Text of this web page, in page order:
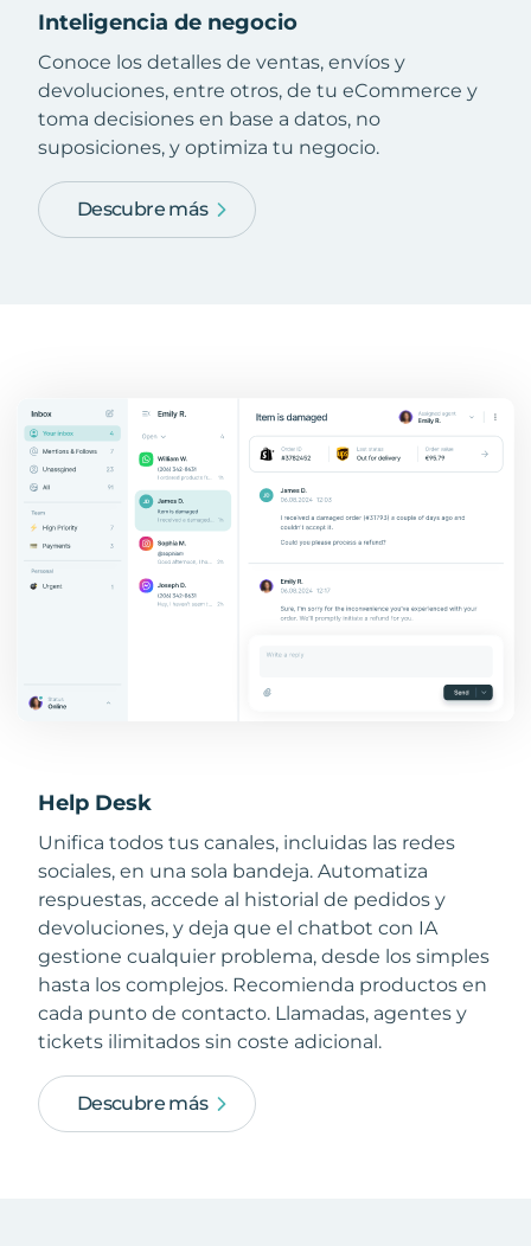
Inteligencia de negocio
Conoce los detalles de ventas, envíos y
devoluciones, entre otros, de tu eCommerce y
toma decisiones en base a datos, no
suposiciones, y optimiza tu negocio.
Descubre más
Help Desk
Unifica todos tus canales, incluidas las redes
sociales, en una sola bandeja. Automatiza
respuestas, accede al historial de pedidos y
devoluciones, y deja que el chatbot con IA
gestione cualquier problema, desde los simples
hasta los complejos. Recomienda productos en
cada punto de contacto. Llamadas, agentes y
tickets ilimitados sin coste adicional.
Descubre más